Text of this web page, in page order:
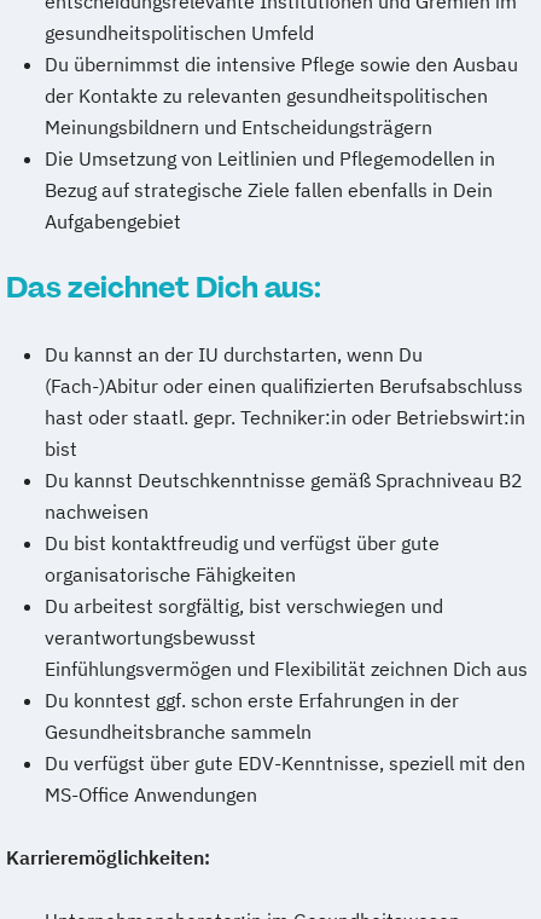
gesundheitspolitischen Umfeld
Du übernimmst die intensive Pflege sowie den Ausbau
der Kontakte zu relevanten gesundheitspolitischen
Meinungsbildnern und Entscheidungsträgern
Die Umsetzung von Leitlinien und Pflegemodellen in
Bezug auf strategische Ziele fallen ebenfalls in Dein
Aufgabengebiet
Das zeichnet Dich aus:
Du kannst an der IU durchstarten, wenn Du
(Fach-)Abitur oder einen qualifizierten Berufsabschluss
hast oder staatl. gepr. Techniker:in oder Betriebswirt:in
bist
Du kannst Deutschkenntnisse gemäß Sprachniveau B2
nachweisen
Du bist kontaktfreudig und verfügst über gute
organisatorische Fähigkeiten
Du arbeitest sorgfältig, bist verschwiegen und
verantwortungsbewusst
Einfühlungsvermögen und Flexibilität zeichnen Dich aus
Du konntest ggf. schon erste Erfahrungen in der
Gesundheitsbranche sammeln
Du verfügst über gute EDV-Kenntnisse, speziell mit den
MS-Office Anwendungen
Karrieremöglichkeiten: